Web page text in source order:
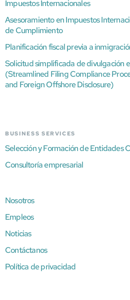
Impuestos Internacionales
Asesoramiento en Impuestos
de Cumplimiento
Planificación fiscal previa a
Solicitud simplificada de divulgación
(Streamlined Filing Compliance
and Foreign Offshore Disclosure)
BUSINESS SERVICES
Selección y Formación de Entidades
Consultoría empresarial
Nosotros
Empleos
Noticias
Contáctanos
Política de privacidad